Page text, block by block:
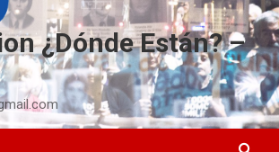
¿Dónde Están? –